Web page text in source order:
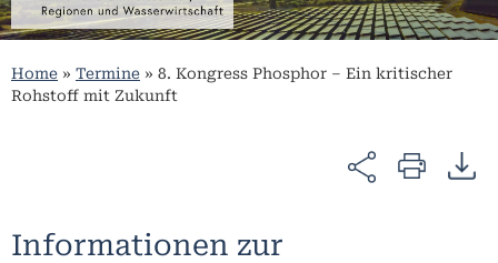
Home » Termine » 8. Kongress Phosphor – Ein kritischer
Rohstoff mit Zukunft
Informationen zur